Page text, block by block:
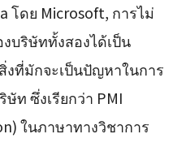
โดย Microsoft, การไม่
บริษัททั้งสองได้เป็น
งที่มักจะเป็นปัญหาในการ
ท ซึ่งเรียกว่า PMI
ในภาษาทางวิชาการ